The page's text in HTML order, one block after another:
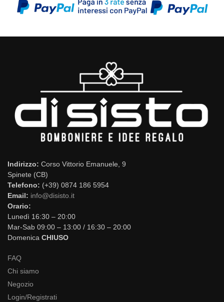
Indirizzo: Corso Vittorio Emanuele, 9
Spinete (CB)
Telefono: (+39) 0874 186 5954
Email: info@disisto.it
Orario:
Lunedì 16:30 – 20:00
Mar-Sab 09:00 – 13:00 / 16:30 – 20:00
Domenica CHIUSO
FAQ
Chi siamo
Negozio
Login/Registrati